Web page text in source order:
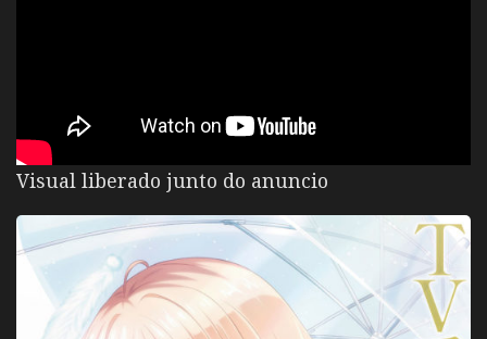
Visual liberado junto do anuncio